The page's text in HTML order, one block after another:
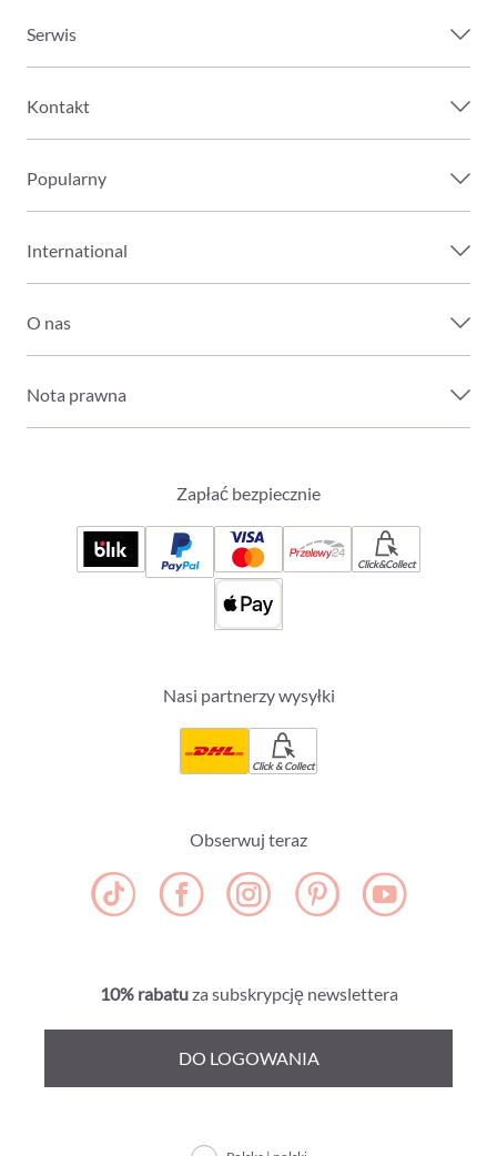
Serwis
Kontakt
Popularny
International
O nas
Nota prawna
Zapłać bezpiecznie
Click&Collect
Nasi partnerzy wysyłki
Click & Collect
Obserwuj teraz
10% rabatuza subskrypcję newslettera
DO LOGOWANIA